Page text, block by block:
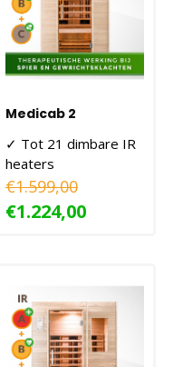
Medicab 2
✓ Tot 21 dimbare IR
heaters
✓ 120X100X190CM -
1750W
€1.599,00
€1.224,00